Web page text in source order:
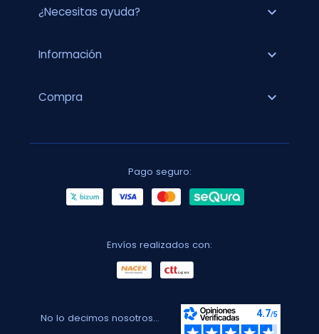
¿Necesitas ayuda? expand_more
Información expand_more
Compra expand_more
Pago seguro:
Envíos realizados con:
No lo decimos nosotros...